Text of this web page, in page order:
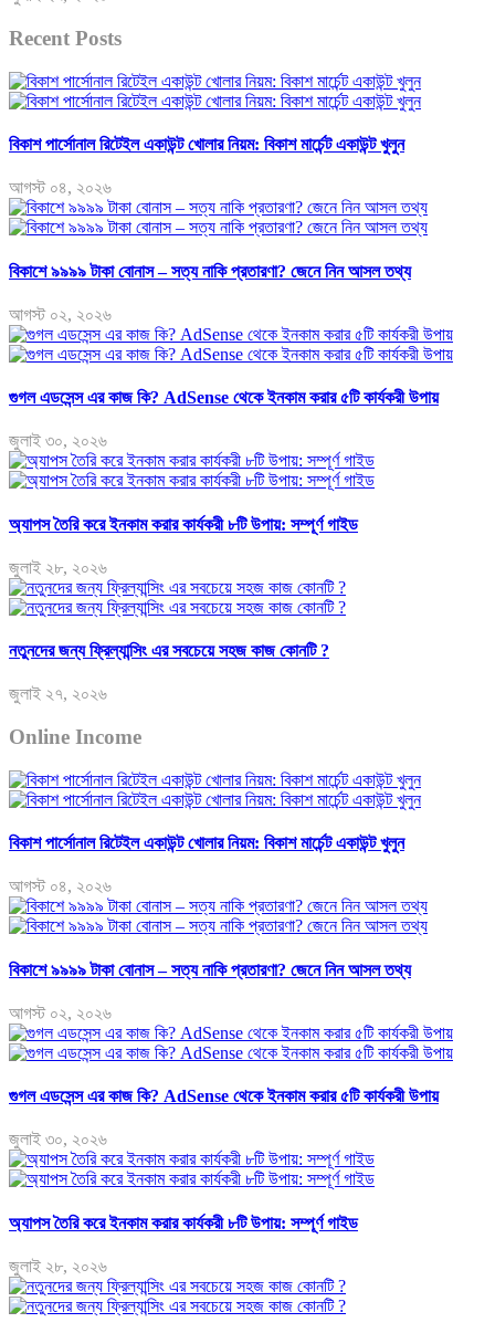
Recent Posts
বিকাশ পার্সোনাল রিটেইল একাউন্ট খোলার নিয়ম: বিকাশ মার্চেন্ট একাউন্ট খুলুন
আগস্ট ০৪, ২০২৬
বিকাশে ৯৯৯৯ টাকা বোনাস – সত্য নাকি প্রতারণা? জেনে নিন আসল তথ্য
আগস্ট ০২, ২০২৬
গুগল এডসেন্স এর কাজ কি? AdSense থেকে ইনকাম করার ৫টি কার্যকরী উপায়
জুলাই ৩০, ২০২৬
অ্যাপস তৈরি করে ইনকাম করার কার্যকরী ৮টি উপায়: সম্পূর্ণ গাইড
জুলাই ২৮, ২০২৬
নতুনদের জন্য ফ্রিল্যান্সিং এর সবচেয়ে সহজ কাজ কোনটি ?
জুলাই ২৭, ২০২৬
Online Income
বিকাশ পার্সোনাল রিটেইল একাউন্ট খোলার নিয়ম: বিকাশ মার্চেন্ট একাউন্ট খুলুন
আগস্ট ০৪, ২০২৬
বিকাশে ৯৯৯৯ টাকা বোনাস – সত্য নাকি প্রতারণা? জেনে নিন আসল তথ্য
আগস্ট ০২, ২০২৬
গুগল এডসেন্স এর কাজ কি? AdSense থেকে ইনকাম করার ৫টি কার্যকরী উপায়
জুলাই ৩০, ২০২৬
অ্যাপস তৈরি করে ইনকাম করার কার্যকরী ৮টি উপায়: সম্পূর্ণ গাইড
জুলাই ২৮, ২০২৬